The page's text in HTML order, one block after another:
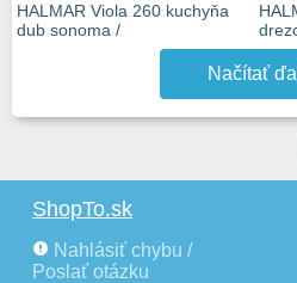
HALMAR Viola 260 kuchyňa
dub sonoma /
Načítať
ShopTo.sk
Nahlásiť chybu /
Poslať otázku